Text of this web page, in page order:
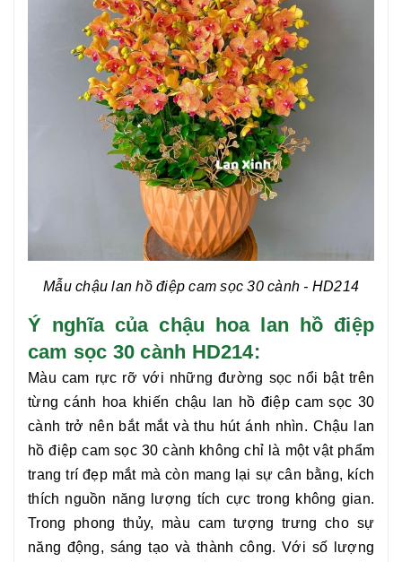
Mẫu chậu lan hồ điệp cam sọc 30 cành - HD214
Ý nghĩa của chậu hoa lan hồ điệp
cam sọc 30 cành HD214:
Màu cam rực rỡ với những đường sọc nổi bật trên
từng cánh hoa khiến chậu
lan hồ điệp cam sọc 30
cành trở nên bắt mắt và thu hút ánh nhìn. Chậu
lan
hồ điệp cam sọc 30 cành không chỉ là một vật phẩm
trang trí đẹp mắt mà còn mang lại sự cân bằng, kích
thích nguồn năng lượng tích cực trong không gian.
Trong phong thủy, màu cam tượng trưng cho sự
năng động, sáng tạo và thành công. Với số lượng